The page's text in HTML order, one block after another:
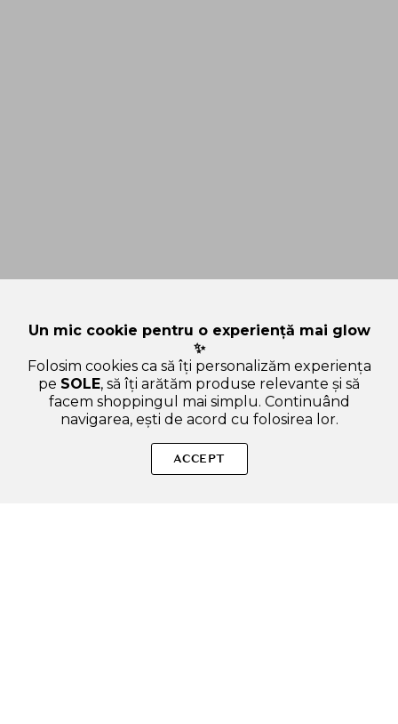
Wild Flower Sampon pentru Scalp Gras - Curatare Delicata si
Hidratare cu Biotina, 1000 ml. Dacă ai și alte curiozități, nu
Un mic cookie pentru o experiență mai glow
✨
Folosim cookies ca să îți personalizăm experiența
pe SOLE, să îți arătăm produse relevante și să
facem shoppingul mai simplu. Continuând
navigarea, ești de acord cu folosirea lor.
ACCEPT